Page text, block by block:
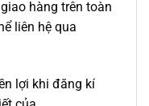
hàng trên toàn
liên hệ qua
lợi khi đăng kí